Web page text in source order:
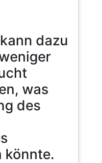
dazu
was
des
könnte.